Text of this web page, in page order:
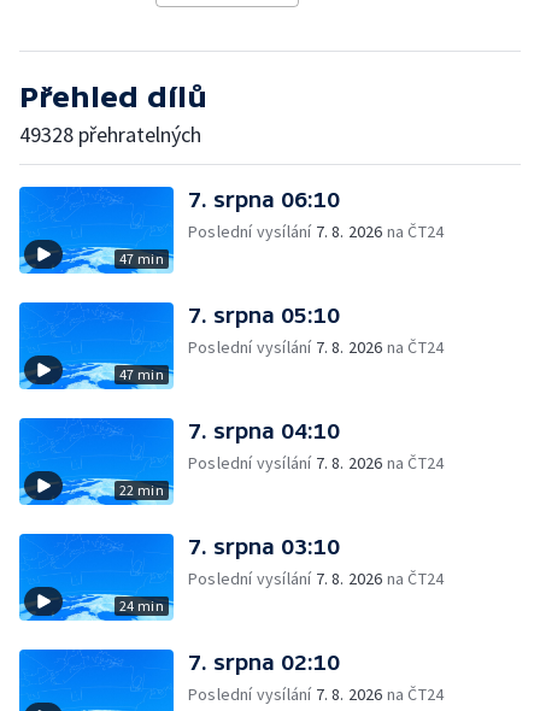
Přehled dílů
49328 přehratelných
47 min
7. srpna 06:10
Poslední vysílání 7. 8. 2026 na ČT24
47 min
7. srpna 05:10
Poslední vysílání 7. 8. 2026 na ČT24
22 min
7. srpna 04:10
Poslední vysílání 7. 8. 2026 na ČT24
24 min
7. srpna 03:10
Poslední vysílání 7. 8. 2026 na ČT24
7. srpna 02:10
Poslední vysílání 7. 8. 2026 na ČT24